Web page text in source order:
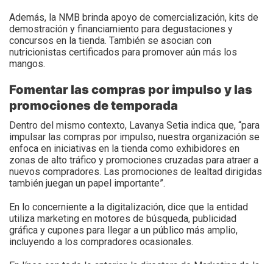
Además, la NMB brinda apoyo de comercialización, kits de
demostración y financiamiento para degustaciones y
concursos en la tienda. También se asocian con
nutricionistas certificados para promover aún más los
mangos.
Fomentar las compras por impulso y las
promociones de temporada
Dentro del mismo contexto, Lavanya Setia indica que, “para
impulsar las compras por impulso, nuestra organización se
enfoca en iniciativas en la tienda como exhibidores en
zonas de alto tráfico y promociones cruzadas para atraer a
nuevos compradores. Las promociones de lealtad dirigidas
también juegan un papel importante”.
En lo concerniente a la digitalización, dice que la entidad
utiliza marketing en motores de búsqueda, publicidad
gráfica y cupones para llegar a un público más amplio,
incluyendo a los compradores ocasionales.